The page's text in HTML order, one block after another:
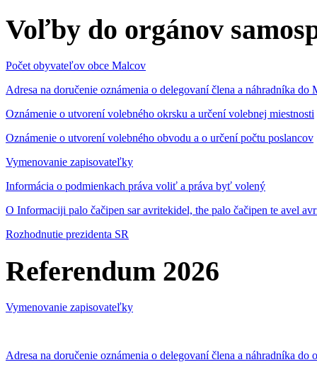
Voľby do orgánov
Počet obyvateľov obce Malcov
Adresa na doručenie oznámenia o delegovaní člena a náhradníka
Oznámenie o utvorení volebného okrsku a určení volebnej miestnosti
Oznámenie o utvorení volebného obvodu a o určení počtu poslancov
Vymenovanie zapisovateľky
Informácia o podmienkach práva voliť a práva byť volený
O Informaciji palo čačipen sar avritekidel, the palo čačipen te avel
Rozhodnutie prezidenta SR
Referendum 2026
Vymenovanie zapisovateľky
Adresa na doručenie oznámenia o delegovaní člena a náhradníka